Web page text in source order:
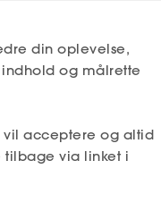
fritidsjob
man
din oplevelse,
og målrette
vil acceptere og altid
via linket i